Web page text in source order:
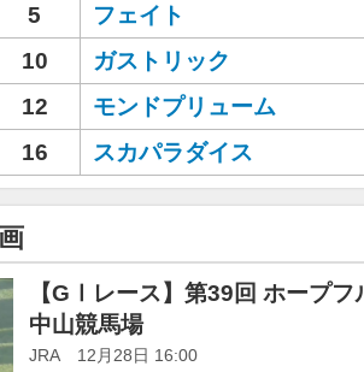
5 フェイト
10 ガストリック
12 モンドプリューム
16 スカパラダイス
【GⅠレース】第39回 ホープフ
中山競馬場
JRA 12月28日 16:00